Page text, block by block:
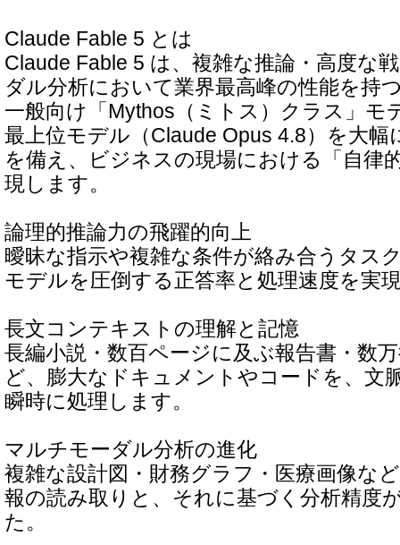
Claude Fable 5 とは
Claude Fable 5 は、複雑な推論・高度な
ダル分析において業界最高峰の性能を持
一般向け「Mythos（ミトス）クラス」モ
最上位モデル（Claude Opus 4.8）を大幅
を備え、ビジネスの現場における「自律
現します。
論理的推論力の飛躍的向上
曖昧な指示や複雑な条件が絡み合うタス
モデルを圧倒する正答率と処理速度を実
長文コンテキストの理解と記憶
長編小説・数百ページに及ぶ報告書・数
ど、膨大なドキュメントやコードを、文
瞬時に処理します。
マルチモーダル分析の進化
複雑な設計図・財務グラフ・医療画像な
報の読み取りと、それに基づく分析精度
た。